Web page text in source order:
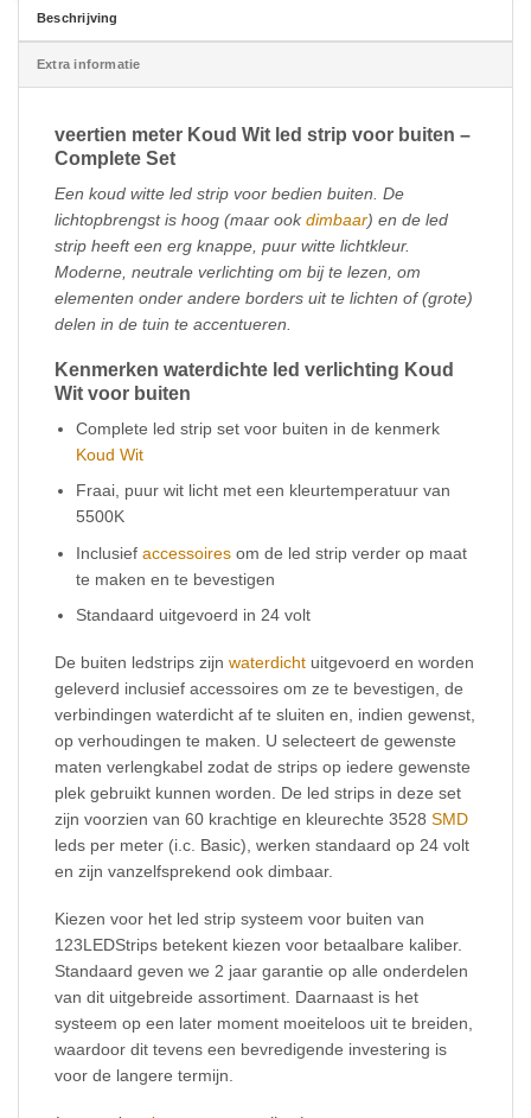
Beschrijving
Extra informatie
veertien meter Koud Wit led strip voor buiten –
Complete Set
Een koud witte led strip voor bedien buiten. De
lichtopbrengst is hoog (maar ookdimbaar) en de led
strip heeft een erg knappe, puur witte lichtkleur.
Moderne, neutrale verlichting om bij te lezen, om
elementen onder andere borders uit te lichten of (grote)
delen in de tuin te accentueren.
Kenmerken waterdichte led verlichting Koud
Wit voor buiten
Complete led strip set voor buiten in de kenmerk
Koud Wit
Fraai, puur wit licht met een kleurtemperatuur van
5500K
Inclusiefaccessoires om de led strip verder op maat
te maken en te bevestigen
Standaard uitgevoerd in 24 volt
De buiten ledstrips zijn waterdicht uitgevoerd en worden
geleverd inclusief accessoires om ze te bevestigen, de
verbindingen waterdicht af te sluiten en, indien gewenst,
op verhoudingen te maken. U selecteert de gewenste
maten verlengkabel zodat de strips op iedere gewenste
plek gebruikt kunnen worden. De led strips in deze set
zijn voorzien van 60 krachtige en kleurechte 3528 SMD
leds per meter (i.c. Basic), werken standaard op 24 volt
en zijn vanzelfsprekend ook dimbaar.
Kiezen voor het led strip systeem voor buiten van
123LEDStrips betekent kiezen voor betaalbare kaliber.
Standaard geven we 2 jaar garantie op alle onderdelen
van dit uitgebreide assortiment. Daarnaast is het
systeem op een later moment moeiteloos uit te breiden,
waardoor dit tevens een bevredigende investering is
voor de langere termijn.